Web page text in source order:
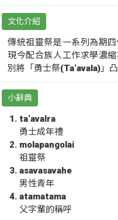
文化介紹
傳統祖靈祭是一系列為期四
現今配合族人工作求學濃
別將「勇士祭(Ta‘avala)」
小辭典
ta‘avalra
勇士成年禮
molapangolai
祖靈祭
asavasavahe
男性青年
atamatama
父字輩的稱呼